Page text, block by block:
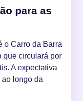
para as
o Carro da Barra
que circulará por
A expectativa
longo da